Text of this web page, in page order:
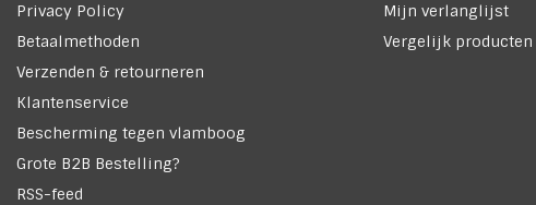
Privacy Policy
Betaalmethoden
Verzenden & retourneren
Klantenservice
Bescherming tegen vlamboog
Grote B2B Bestelling?
RSS-feed
Mijn verlanglijst
Vergelijk producten